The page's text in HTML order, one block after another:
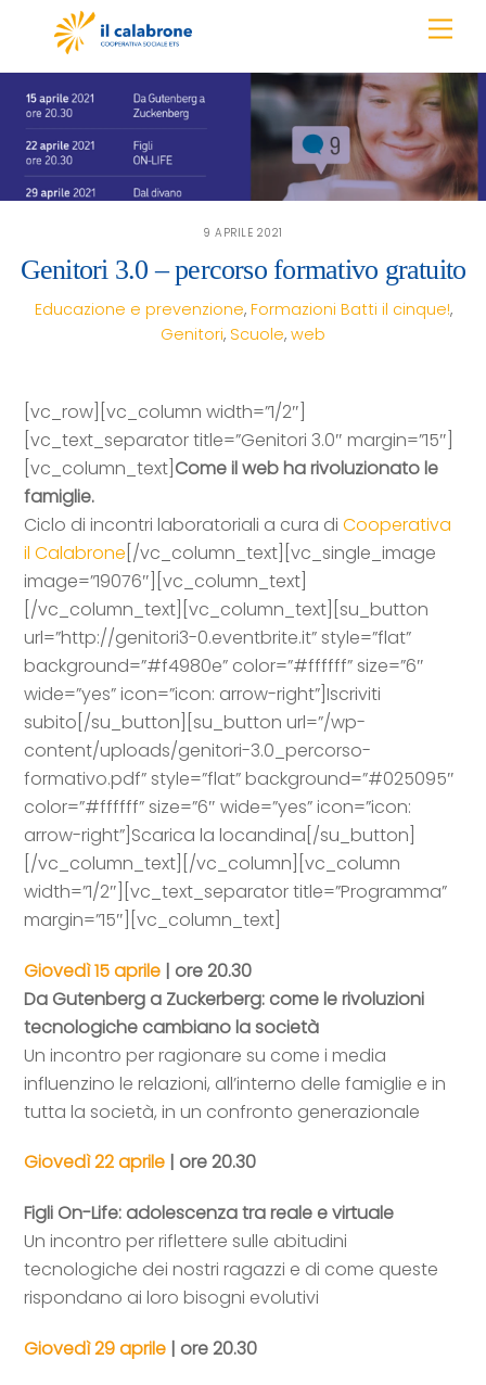
content
9 APRILE 2021
Genitori 3.0 – percorso formativo gratuito
Educazione e prevenzione, Formazioni Batti il cinque!,
Genitori, Scuole, web
[vc_row][vc_column width=”1/2″]
[vc_text_separator title=”Genitori 3.0″ margin=”15″]
[vc_column_text] Come il web ha rivoluzionato le
famiglie.
Ciclo di incontri laboratoriali a cura diCooperativa
il Calabrone [/vc_column_text][vc_single_image
image=”19076″][vc_column_text]
[/vc_column_text][vc_column_text][su_button
url=”http://genitori3-0.eventbrite.it” style=”flat”
background=”#f4980e” color=”#ffffff” size=”6″
wide=”yes” icon=”icon: arrow-right”]Iscriviti
subito[/su_button][su_button url=”/wp-
content/uploads/genitori-3.0_percorso-
formativo.pdf” style=”flat” background=”#025095″
color=”#ffffff” size=”6″ wide=”yes” icon=”icon:
arrow-right”]Scarica la locandina[/su_button]
[/vc_column_text][/vc_column][vc_column
width=”1/2″][vc_text_separator title=”Programma”
margin=”15″][vc_column_text]
Giovedì 15 aprile | ore 20.30
Da Gutenberg a Zuckerberg: come le rivoluzioni
tecnologiche cambiano la società
Un incontro per ragionare su come i media
influenzino le relazioni, all’interno delle famiglie e in
tutta la società, in un confronto generazionale
Giovedì 22 aprile | ore 20.30
Figli On-Life: adolescenza tra reale e virtuale
Un incontro per riflettere sulle abitudini
tecnologiche dei nostri ragazzi e di come queste
rispondano ai loro bisogni evolutivi
Giovedì 29 aprile | ore 20.30